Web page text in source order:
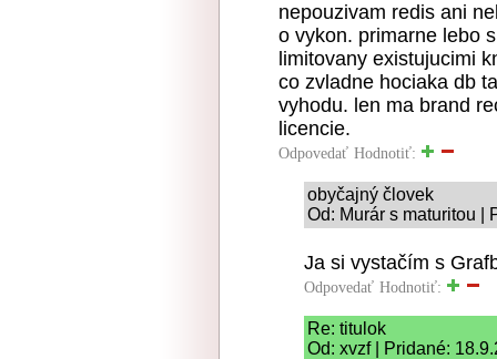
nepouzivam redis ani
o vykon. primarne lebo
limitovany existujucimi
co zvladne hociaka db
vyhodu. len ma brand
licencie.
Odpovedať Hodnotiť:
obyčajný človek
Od: Murár s maturitou |
Ja si vystačím s
Odpovedať Hodnotiť:
Re: titulok
Od: xvzf | Pridané: